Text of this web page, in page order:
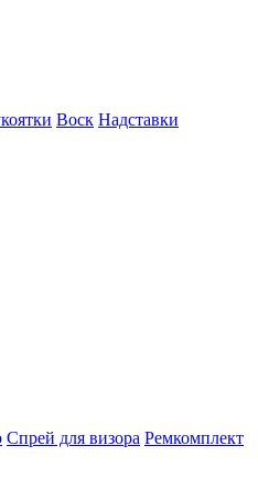
Воск Надставки
Спрей для визора Ремкомплект